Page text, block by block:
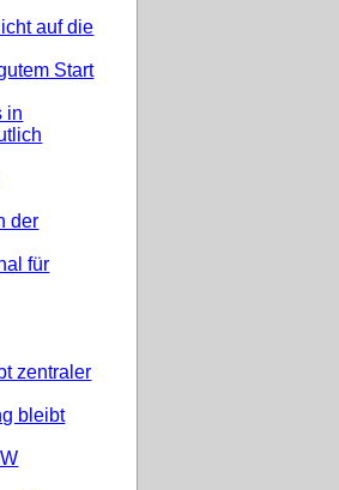
auf die
Start
in
der
für
zentraler
bleibt